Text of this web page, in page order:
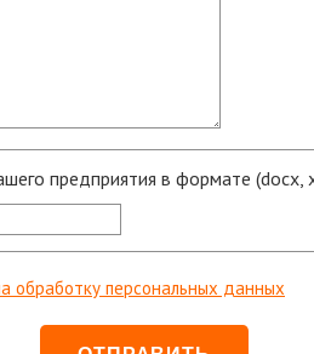
предприятия в формате (docx,
обработку персональных данных